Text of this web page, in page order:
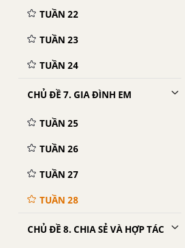
TUẦN 22
TUẦN 23
TUẦN 24
CHỦ ĐỀ 7. GIA ĐÌNH EM
TUẦN 25
TUẦN 26
TUẦN 27
TUẦN 28
CHỦ ĐỀ 8. CHIA SẺ VÀ HỢP TÁC